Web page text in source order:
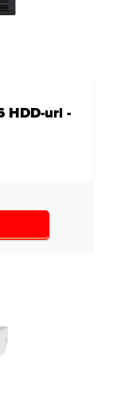
HDD-uri -